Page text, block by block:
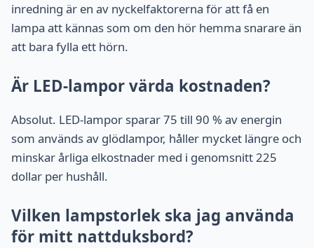
inredning är en av nyckelfaktorerna för att få en
lampa att kännas som om den hör hemma snarare än
att bara fylla ett hörn.
Är LED-lampor värda kostnaden?
Absolut. LED-lampor sparar 75 till 90 % av energin
som används av glödlampor, håller mycket längre och
minskar årliga elkostnader med i genomsnitt 225
dollar per hushåll.
Vilken lampstorlek ska jag använda
för mitt nattduksbord?